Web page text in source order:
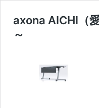
axona AICHI（
～